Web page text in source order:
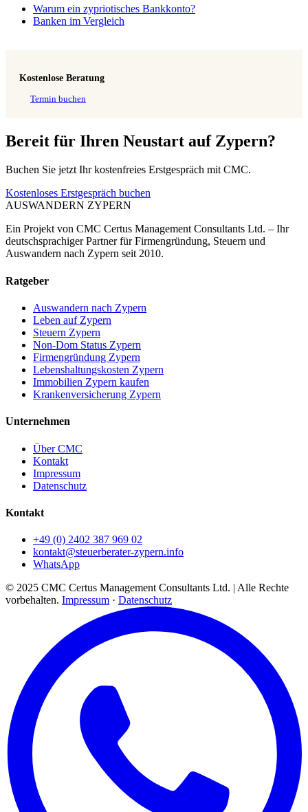
Warum ein zypriotisches Bankkonto?
Banken im Vergleich
Kostenlose Beratung
Termin buchen
Bereit für Ihren Neustart auf Zypern?
Buchen Sie jetzt Ihr kostenfreies Erstgespräch mit CMC.
Kostenloses Erstgespräch buchen
AUSWANDERN ZYPERN
Ein Projekt von CMC Certus Management Consultants Ltd. – Ihr
deutschsprachiger Partner für Firmengründung, Steuern und
Auswandern nach Zypern seit 2010.
Ratgeber
Auswandern nach Zypern
Leben auf Zypern
Steuern Zypern
Non-Dom Status Zypern
Firmengründung Zypern
Lebenshaltungskosten Zypern
Immobilien Zypern kaufen
Krankenversicherung Zypern
Unternehmen
Über CMC
Kontakt
Impressum
Datenschutz
Kontakt
+49 (0) 2402 387 969 02
kontakt@steuerberater-zypern.info
WhatsApp
© 2025 CMC Certus Management Consultants Ltd. | Alle Rechte
vorbehalten. Impressum · Datenschutz